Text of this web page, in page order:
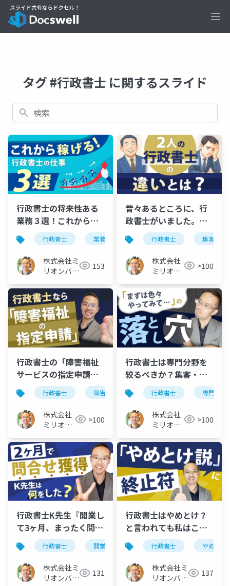
タグ #行政書士 に関するスライド
検索
行政書士の将来性ある
業務３選！これから伸
びる市場はコレだ
行政書士 業務 専門分野 将来性
株式会社ミ
リオンバリ
153
昔々あるところに、行
政書士がいました。集
客・営業の成否の差
は？
行政書士 集客
株式会社
ミリオン
>100
行政書士の「障害福祉
サービスの指定申請」
がお勧めの理由
行政書士 障害福祉サービス 指定申請
株式会社
ミリオン
>100
行政書士は専門分野を
絞るべきか？集客・営
業の最適解は…
行政書士 専門分野
株式会社
ミリオン
>100
行政書士K先生『開業し
て3ヶ月、まったく問合
せがありません…』へ
のアドバイス
行政書士 開業
株式会社ミ
リオンバリ
131
行政書士はやめとけ？
と言われても私はこう
考える行政書士 やめとけ
株式会社ミ
リオンバリ
137